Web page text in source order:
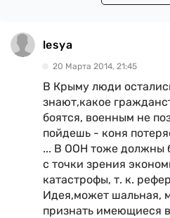
lesya
20 Марта 2014, 21:45
В Крыму люди
знают,какое
боятся, военным не
пойдешь - коня
... В ООН тоже должны
с точки зрения
катастрофы, т. к.
Идея,может шальная,
признать имеющиеся